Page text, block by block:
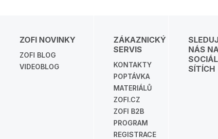
ZOFI NOVINKY
ZOFI BLOG
VIDEOBLOG
ZÁKAZNICKÝ
SERVIS
KONTAKTY
POPTÁVKA
MATERIÁLŮ
ZOFI.CZ
ZOFI B2B
PROGRAM
REGISTRACE
NÁS
SÍTÍCH